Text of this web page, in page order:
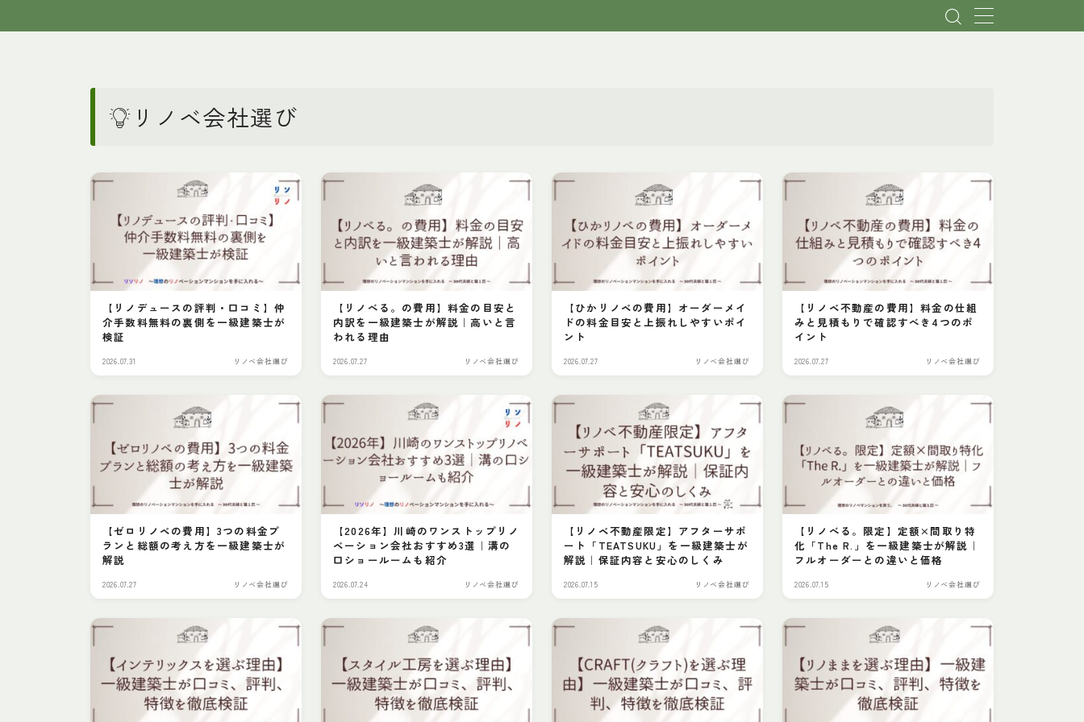
初心者・基本説明
リノベ会社選び
物件探し
理想のプランへ
お問い合わせ
プライバシーポリシー
リノベ会社選び
【リノデュースの評判・口コミ】仲
介手数料無料の裏側を一級建築士が
検証
2026.07.31 リノベ会社選び
【リノべる。の費用】料金の目安と
内訳を一級建築士が解説｜高いと言
われる理由
2026.07.27 リノベ会社選び
【ひかリノベの費用】オーダーメイ
ドの料金目安と上振れしやすいポイ
ント
2026.07.27 リノベ会社選び
【リノベ不動産の費用】料金の仕組
みと見積もりで確認すべき4つのポ
イント
2026.07.27 リノベ会社選び
【ゼロリノベの費用】3つの料金プ
ランと総額の考え方を一級建築士が
解説
2026.07.27 リノベ会社選び
【2026年】川崎のワンストップリノ
ベーション会社おすすめ3選｜溝の
口ショールームも紹介
2026.07.24 リノベ会社選び
【リノベ不動産限定】アフターサポ
ート「TEATSUKU」を一級建築士が
解説｜保証内容と安心のしくみ
2026.07.15 リノベ会社選び
【リノべる。限定】定額×間取り特
化「The R.」を一級建築士が解説｜
フルオーダーとの違いと価格
2026.07.15 リノベ会社選び